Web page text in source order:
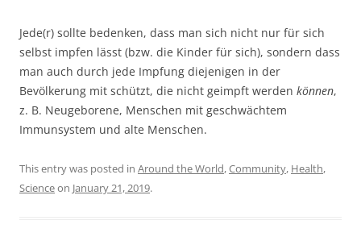
Jede(r) sollte bedenken, dass man sich nicht nur für sich
selbst impfen lässt (bzw. die Kinder für sich), sondern dass
man auch durch jede Impfung diejenigen in der
Bevölkerung mit schützt, die nicht geimpft werden können,
z. B. Neugeborene, Menschen mit geschwächtem
Immunsystem und alte Menschen.
This entry was posted in Around the World,Community, Health,
Scienceon January 21, 2019.